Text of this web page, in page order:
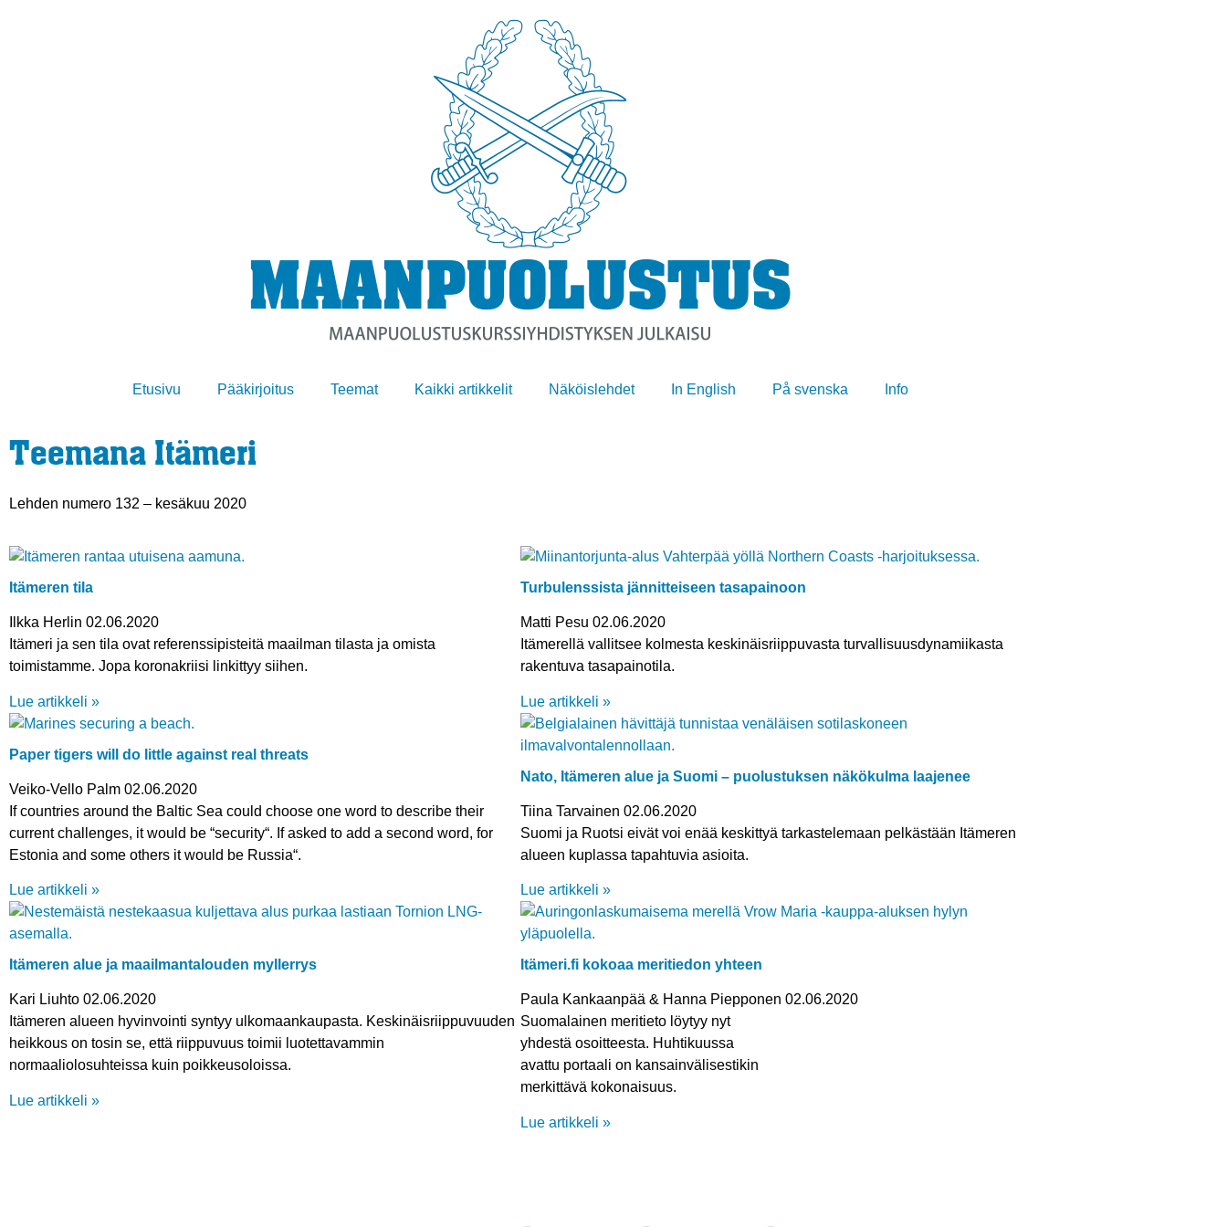
Etusivu Pääkirjoitus Teemat Kaikki artikkelit Näköislehdet In English På svenska Info
Teemana Itämeri
Lehden numero 132 – kesäkuu 2020
Itämeren tila
Ilkka Herlin 02.06.2020
Itämeri ja sen tila ovat referenssipisteitä maailman tilasta ja omista
toimistamme. Jopa koronakriisi linkittyy siihen.
Lue artikkeli »
Turbulenssista jännitteiseen tasapainoon
Matti Pesu 02.06.2020
Itämerellä vallitsee kolmesta keskinäisriippuvasta turvallisuusdynamiikasta
rakentuva tasapainotila.
Lue artikkeli »
Paper tigers will do little against real threats
Veiko-Vello Palm 02.06.2020
If countries around the Baltic Sea could choose one word to describe their
current challenges, it would be “security“. If asked to add a second word, for
Estonia and some others it would be Russia“.
Lue artikkeli »
Nato, Itämeren alue ja Suomi – puolustuksen näkökulma laajenee
Tiina Tarvainen 02.06.2020
Suomi ja Ruotsi eivät voi enää keskittyä tarkastelemaan pelkästään Itämeren
alueen kuplassa tapahtuvia asioita.
Lue artikkeli »
Itämeren alue ja maailmantalouden myllerrys
Kari Liuhto 02.06.2020
Itämeren alueen hyvinvointi syntyy ulkomaankaupasta. Keskinäisriippuvuuden
heikkous on tosin se, että riippuvuus toimii luotettavammin
normaaliolosuhteissa kuin poikkeusoloissa.
Lue artikkeli »
Itämeri.fi kokoaa meritiedon yhteen
Paula Kankaanpää & Hanna Piepponen 02.06.2020
Suomalainen meritieto löytyy nyt
yhdestä osoitteesta. Huhtikuussa
avattu portaali on kansainvälisestikin
merkittävä kokonaisuus.
Lue artikkeli »